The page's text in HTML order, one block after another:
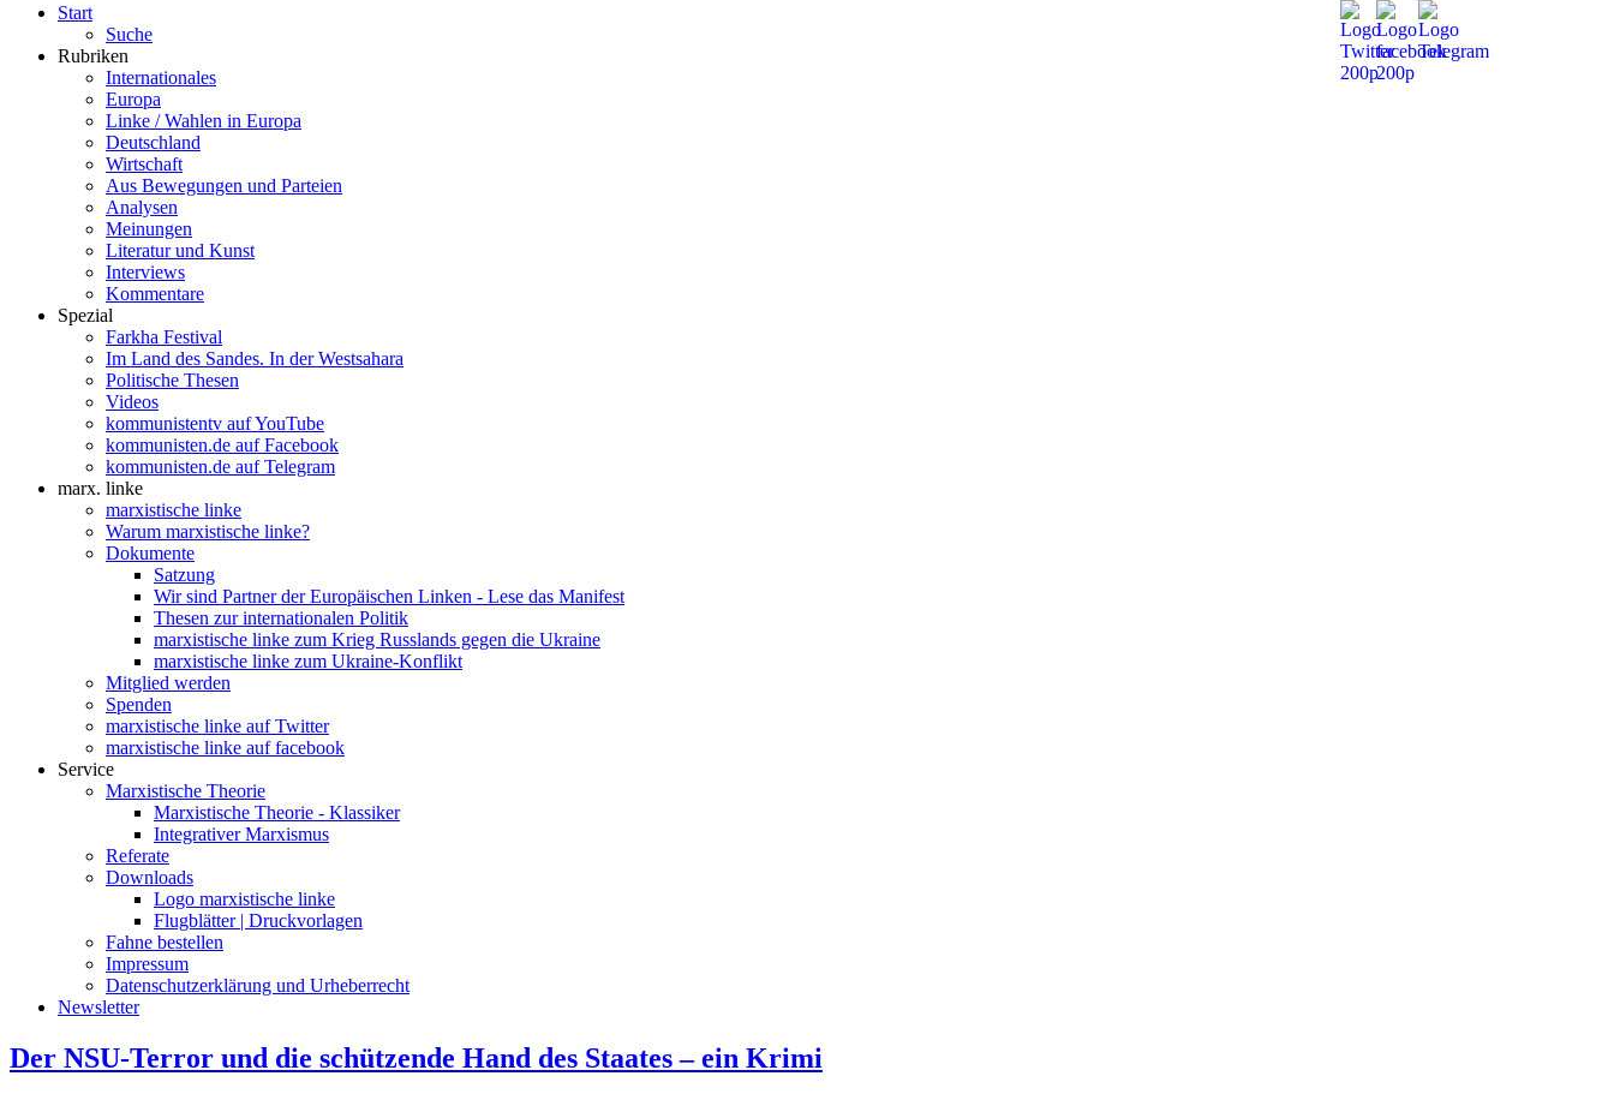
Start
Suche
Rubriken
Internationales
Europa
Linke / Wahlen in Europa
Deutschland
Wirtschaft
Aus Bewegungen und Parteien
Analysen
Meinungen
Literatur und Kunst
Interviews
Kommentare
Spezial
Farkha Festival
Im Land des Sandes. In der Westsahara
Politische Thesen
Videos
kommunistentv auf YouTube
kommunisten.de auf Facebook
kommunisten.de auf Telegram
marx. linke
marxistische linke
Warum marxistische linke?
Dokumente
Satzung
Wir sind Partner der Europäischen Linken - Lese das Manifest
Thesen zur internationalen Politik
marxistische linke zum Krieg Russlands gegen die Ukraine
marxistische linke zum Ukraine-Konflikt
Mitglied werden
Spenden
marxistische linke auf Twitter
marxistische linke auf facebook
Service
Marxistische Theorie
Marxistische Theorie - Klassiker
Integrativer Marxismus
Referate
Downloads
Logo marxistische linke
Flugblätter | Druckvorlagen
Fahne bestellen
Impressum
Datenschutzerklärung und Urheberrecht
Newsletter
Der NSU-Terror und die schützende Hand des Staates – ein Krimi